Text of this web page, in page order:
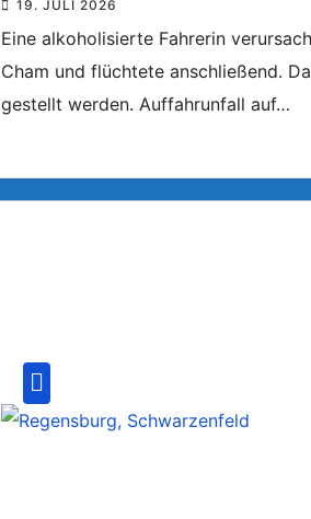
19. JULI 2026
Eine alkoholisierte Fahrerin
Cham und flüchtete anschließend.
gestellt werden. Auffahrunfall auf…